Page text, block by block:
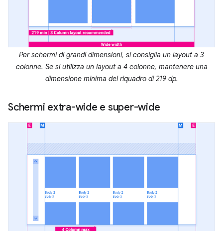
Per schermi di grandi dimensioni, si consiglia un layout a 3
colonne. Se si utilizza un layout a 4 colonne, mantenere una
dimensione minima del riquadro di 219 dp.
Schermi extra-wide e super-wide